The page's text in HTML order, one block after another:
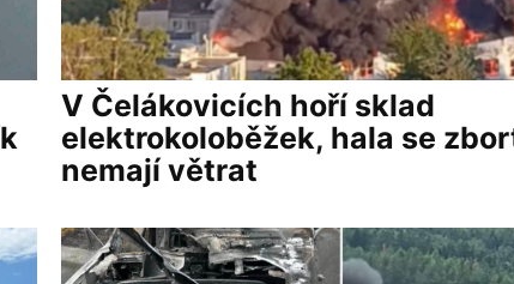
V Čelákovicích hoří sklad
elektrokoloběžek, hala se
nemají větrat